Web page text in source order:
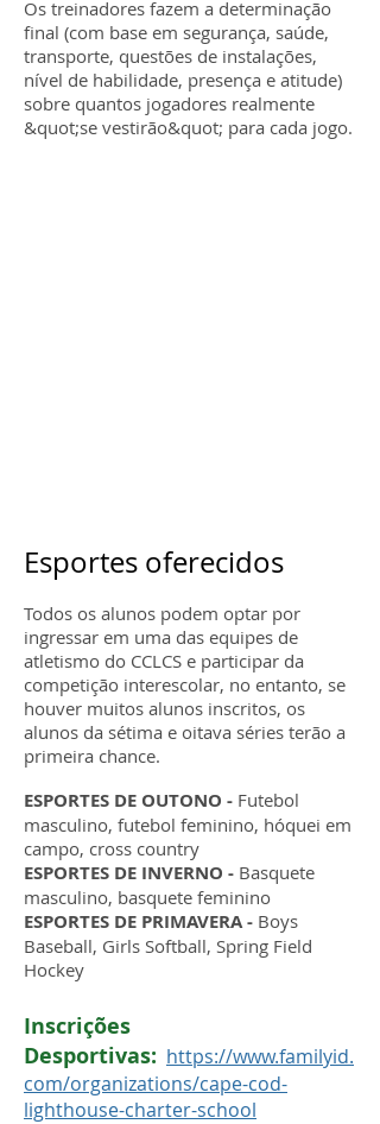
Os treinadores fazem a determinação
final (com base em segurança, saúde,
transporte, questões de instalações,
nível de habilidade, presença e atitude)
sobre quantos jogadores realmente
&quot;se vestirão&quot; para cada jogo.
Esportes oferecidos
Todos os alunos podem optar por
ingressar em uma das equipes de
atletismo do CCLCS e participar da
competição interescolar, no entanto, se
houver muitos alunos inscritos, os
alunos da sétima e oitava séries terão a
primeira chance.
ESPORTES DE OUTONO - Futebol
masculino, futebol feminino, hóquei em
campo, cross country
ESPORTES DE INVERNO - Basquete
masculino, basquete feminino
ESPORTES DE PRIMAVERA - Boys
Baseball, Girls Softball, Spring Field
Hockey
Inscrições
Desportivas: https://www.familyid.
com/organizations/cape-cod-
lighthouse-charter-school